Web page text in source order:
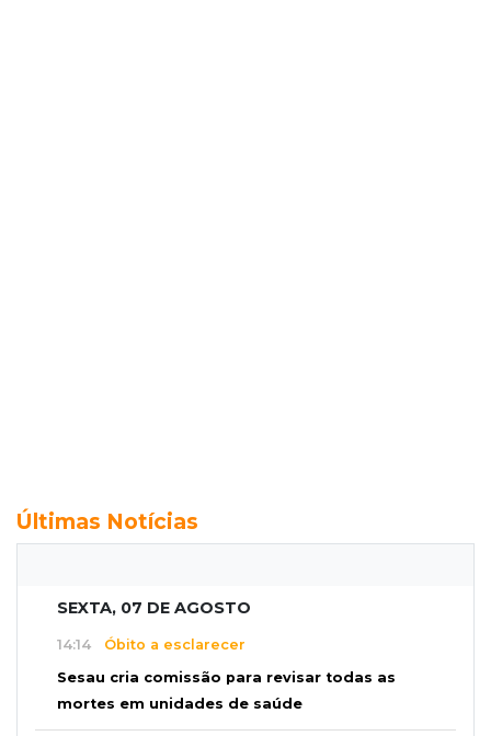
Últimas Notícias
SEXTA, 07 DE AGOSTO
14:14 Óbito a esclarecer
Sesau cria comissão para revisar todas as
mortes em unidades de saúde